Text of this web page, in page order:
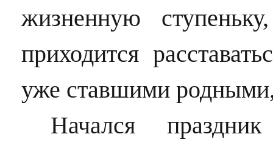
жизненную
приходится
уже ставшими
Начался